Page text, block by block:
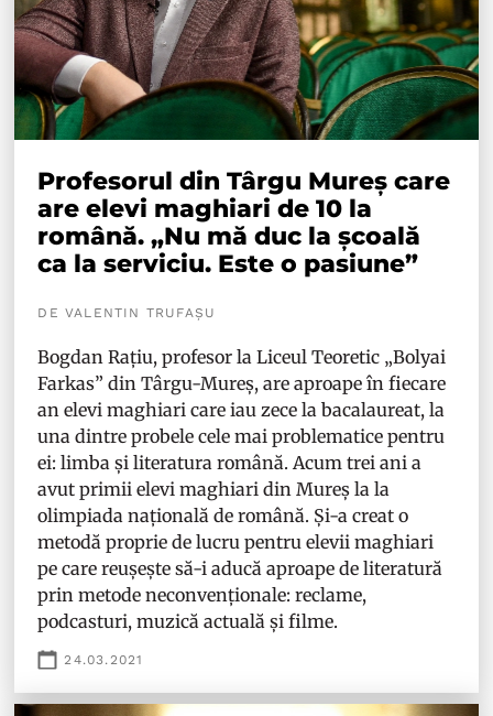
Profesorul din Târgu Mureș care
are elevi maghiari de 10 la
română. „Nu mă duc la școală
ca la serviciu. Este o pasiune”
DE VALENTIN TRUFAȘU
Bogdan Rațiu, profesor la Liceul Teoretic „Bolyai
Farkas” din Târgu-Mureș, are aproape în fiecare
an elevi maghiari care iau zece la bacalaureat, la
una dintre probele cele mai problematice pentru
ei: limba și literatura română. Acum trei ani a
avut primii elevi maghiari din Mureș la la
olimpiada națională de română. Și-a creat o
metodă proprie de lucru pentru elevii maghiari
pe care reușește să-i aducă aproape de literatură
prin metode neconvenționale: reclame,
podcasturi, muzică actuală și filme.
24.03.2021